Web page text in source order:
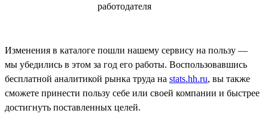
работодателя
Изменения в каталоге пошли нашему сервису на пользу —
мы убедились в этом за год его работы. Воспользовавшись
бесплатной аналитикой рынка труда на stats.hh.ru, вы также
сможете принести пользу себе или своей компании и быстрее
достигнуть поставленных целей.